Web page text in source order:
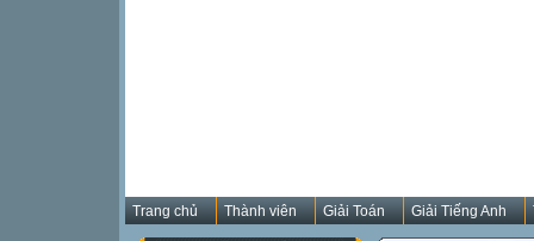
Trang chủ Thành viên Giải Toán Giải Tiếng Anh